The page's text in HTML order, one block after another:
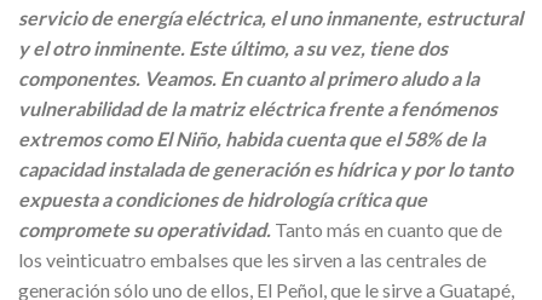
servicio de energía eléctrica, el uno inmanente, estructural
y el otro inminente. Este último, a su vez, tiene dos
componentes. Veamos. En cuanto al primero aludo a la
vulnerabilidad de la matriz eléctrica frente a fenómenos
extremos como El Niño, habida cuenta que el 58% de la
capacidad instalada de generación es hídrica y por lo tanto
expuesta a condiciones de hidrología crítica que
compromete su operatividad. Tanto más en cuanto que de
los veinticuatro embalses que les sirven a las centrales de
generación sólo uno de ellos, El Peñol, que le sirve a Guatapé,